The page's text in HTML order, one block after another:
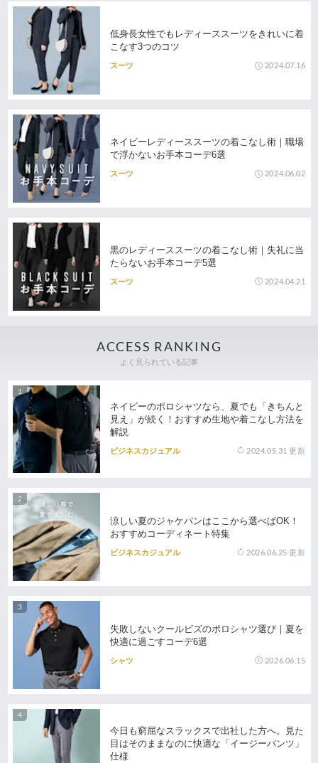
低身長女性でもレディーススーツをきれいに着
こなす3つのコツ
スーツ 2024.07.16
ネイビーレディーススーツの着こなし術｜職場
で浮かないお手本コーデ6選
スーツ 2024.06.02
黒のレディーススーツの着こなし術｜失礼に当
たらないお手本コーデ5選
スーツ 2024.04.21
ACCESS RANKING
よく見られている記事
ネイビーのポロシャツなら、夏でも「きちんと
見え」が続く！おすすめ生地や着こなし方法を
解説
ビジネスカジュアル 2024.05.31 更新
涼しい夏のジャケパンはここから選べばOK！
おすすめコーディネート特集
ビジネスカジュアル 2026.06.25 更新
失敗しないクールビズのポロシャツ選び｜夏を
快適に過ごすコーデ6選
シャツ 2026.06.15
今日も窮屈なスラックスで出社した方へ。見た
目はそのままなのに快適な「イージーパンツ」
仕様